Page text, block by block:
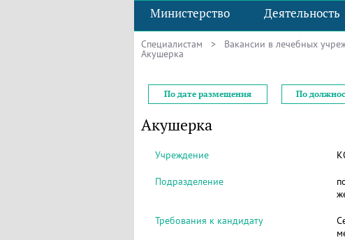
Министерство Деятельность
Специалистам > Вакансии в лечебных
Акушерка
По дате размещения По
Акушерка
Учреждение
Подразделение
Требования к кандидату